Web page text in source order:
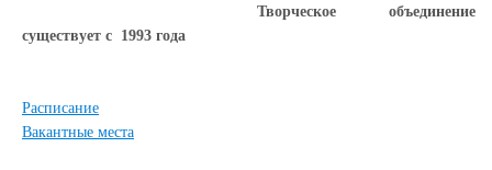
Творческое объединение
существует с 1993 года
Расписание
Вакантные места